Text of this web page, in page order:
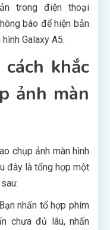
trong điện thoại
báo để hiện bản
Galaxy A5.
khắc
ảnh màn
chụp ảnh màn hình
đây là tổng hợp một
nhấn tổ hợp phím
chưa đủ lâu, nhấn